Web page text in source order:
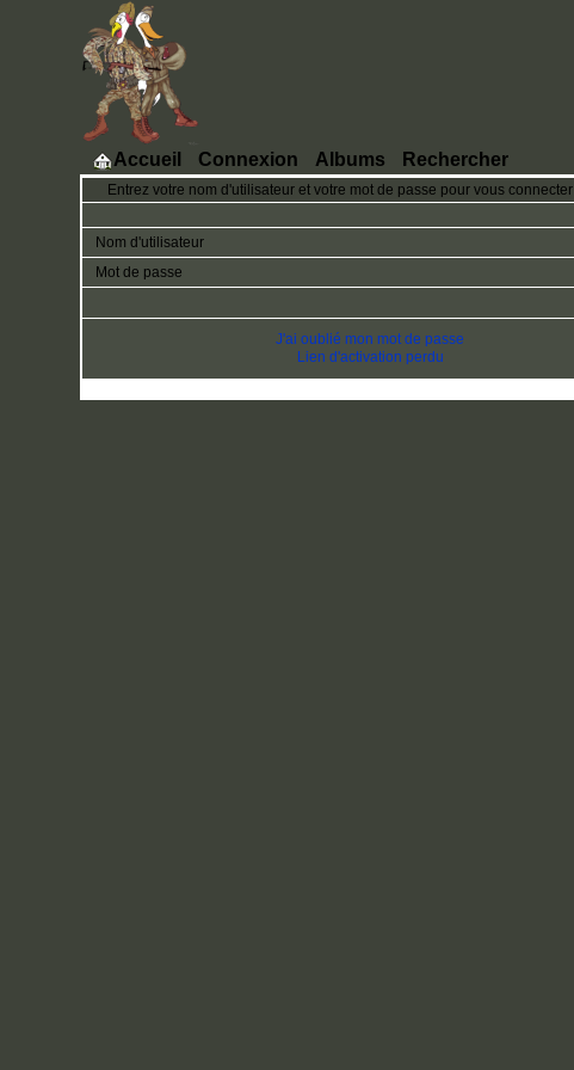
Accueil Connexion Albums Rechercher
Entrez votre nom d'utilisateur et votre mot de passe pour vous connecter
Nom d'utilisateur
Mot de passe
J'ai oublié mon mot de passe
Lien d'activation perdu